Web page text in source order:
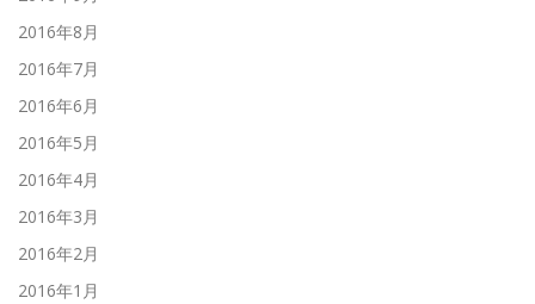
2016年8月
2016年7月
2016年6月
2016年5月
2016年4月
2016年3月
2016年2月
2016年1月